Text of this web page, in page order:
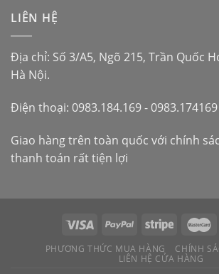
LIÊN HỆ
Địa chỉ: Số 3/A5, Ngõ 215, Trần Quốc
Hà Nội.
Điện thoại: 0983.184.169 -
Giao hàng trên toàn quốc với chính
thanh toán rất tiện lợi
PHƯƠNG THỨC MUA HÀNG
CHÍNH
LIÊN HỆ CỬA HÀNG